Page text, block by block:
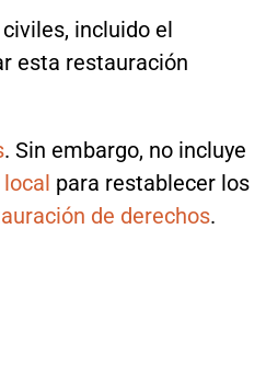
incluido el
esta restauración
. Sin embargo, no incluye
para restablecer los
de derechos.